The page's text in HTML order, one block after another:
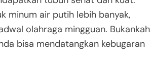
minum air putih lebih banyak,
olahraga mingguan. Bukankah
bisa mendatangkan kebugaran